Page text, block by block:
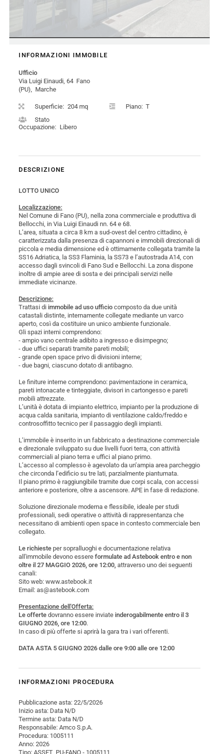
INFORMAZIONI IMMOBILE
Ufficio
Via Luigi Einaudi, 64 Fano
(PU), Marche
Superficie: 204 mq Piano: T
Stato
Occupazione: Libero
DESCRIZIONE
LOTTO UNICO
Localizzazione:
Nel Comune di Fano (PU), nella zona commerciale e produttiva di
Bellocchi, in Via Luigi Einaudi nn. 64 e 68.
L’area, situata a circa 8 km a sud-ovest del centro cittadino, è
caratterizzata dalla presenza di capannoni e immobili direzionali di
piccola e media dimensione ed è ottimamente collegata tramite la
SS16 Adriatica, la SS3 Flaminia, la SS73 e l’autostrada A14, con
accesso dagli svincoli di Fano Sud e Bellocchi. La zona dispone
inoltre di ampie aree di sosta e dei principali servizi nelle
immediate vicinanze.
Descrizione:
Trattasi di immobile ad uso ufficio composto da due unità
catastali distinte, internamente collegate mediante un varco
aperto, così da costituire un unico ambiente funzionale.
Gli spazi interni comprendono:
- ampio vano centrale adibito a ingresso e disimpegno;
- due uffici separati tramite pareti mobili;
- grande open space privo di divisioni interne;
- due bagni, ciascuno dotato di antibagno.
Le finiture interne comprendono: pavimentazione in ceramica,
pareti intonacate e tinteggiate, divisori in cartongesso e pareti
mobili attrezzate.
L’unità è dotata di impianto elettrico, impianto per la produzione di
acqua calda sanitaria, impianto di ventilazione caldo/freddo e
controsoffitto tecnico per il passaggio degli impianti.
L’immobile è inserito in un fabbricato a destinazione commerciale
e direzionale sviluppato su due livelli fuori terra, con attività
commerciali al piano terra e uffici al piano primo.
L’accesso al complesso è agevolato da un’ampia area parcheggio
che circonda l’edificio su tre lati, parzialmente piantumata.
Il piano primo è raggiungibile tramite due corpi scala, con accessi
anteriore e posteriore, oltre a ascensore. APE in fase di redazione.
Soluzione direzionale moderna e flessibile, ideale per studi
professionali, sedi operative o attività di rappresentanza che
necessitano di ambienti open space in contesto commerciale ben
collegato.
Le richieste per sopralluoghi e documentazione relativa
all'immobile devono essere formulate ad Astebook entro e non
oltre il 27 MAGGIO 2026, ore 12:00, attraverso uno dei seguenti
canali:
Sito web: www.astebook.it
Email: as@astebook.com
Presentazione dell'Offerta:
Le offerte dovranno essere inviate inderogabilmente entro il 3
GIUGNO 2026, ore 12:00.
In caso di più offerte si aprirà la gara tra i vari offerenti.
DATA ASTA 5 GIUGNO 2026 dalle ore 9:00 alle ore 12:00
INFORMAZIONI PROCEDURA
Pubblicazione asta: 22/5/2026
Inizio asta: Data N/D
Termine asta: Data N/D
Responsabile: Amco S.p.A.
Procedura: 1005111
Anno: 2026
Tipo: ASSET_PU-FANO - 1005111